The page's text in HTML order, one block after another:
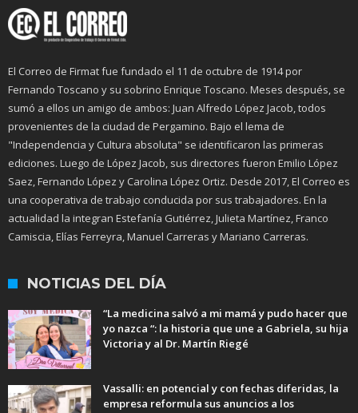
El Correo de Firmat fue fundado el 11 de octubre de 1914 por
Fernando Toscano y su sobrino Enrique Toscano. Meses después, se
sumó a ellos un amigo de ambos: Juan Alfredo López Jacob, todos
provenientes de la ciudad de Pergamino. Bajo el lema de
"Independencia y Cultura absoluta" se identificaron las primeras
ediciones. Luego de López Jacob, sus directores fueron Emilio López
Saez, Fernando López y Carolina López Ortiz. Desde 2017, El Correo es
una cooperativa de trabajo conducida por sus trabajadores. En la
actualidad la integran Estefanía Gutiérrez, Julieta Martínez, Franco
Camiscia, Elías Ferreyra, Manuel Carreras y Mariano Carreras.
NOTICIAS DEL DÍA
“La medicina salvó a mi mamá y pudo hacer que
yo nazca “: la historia que une a Gabriela, su hija
Victoria y al Dr. Martín Riegé
Vassalli: en potencial y con fechas diferidas, la
empresa reformula sus anuncios a los